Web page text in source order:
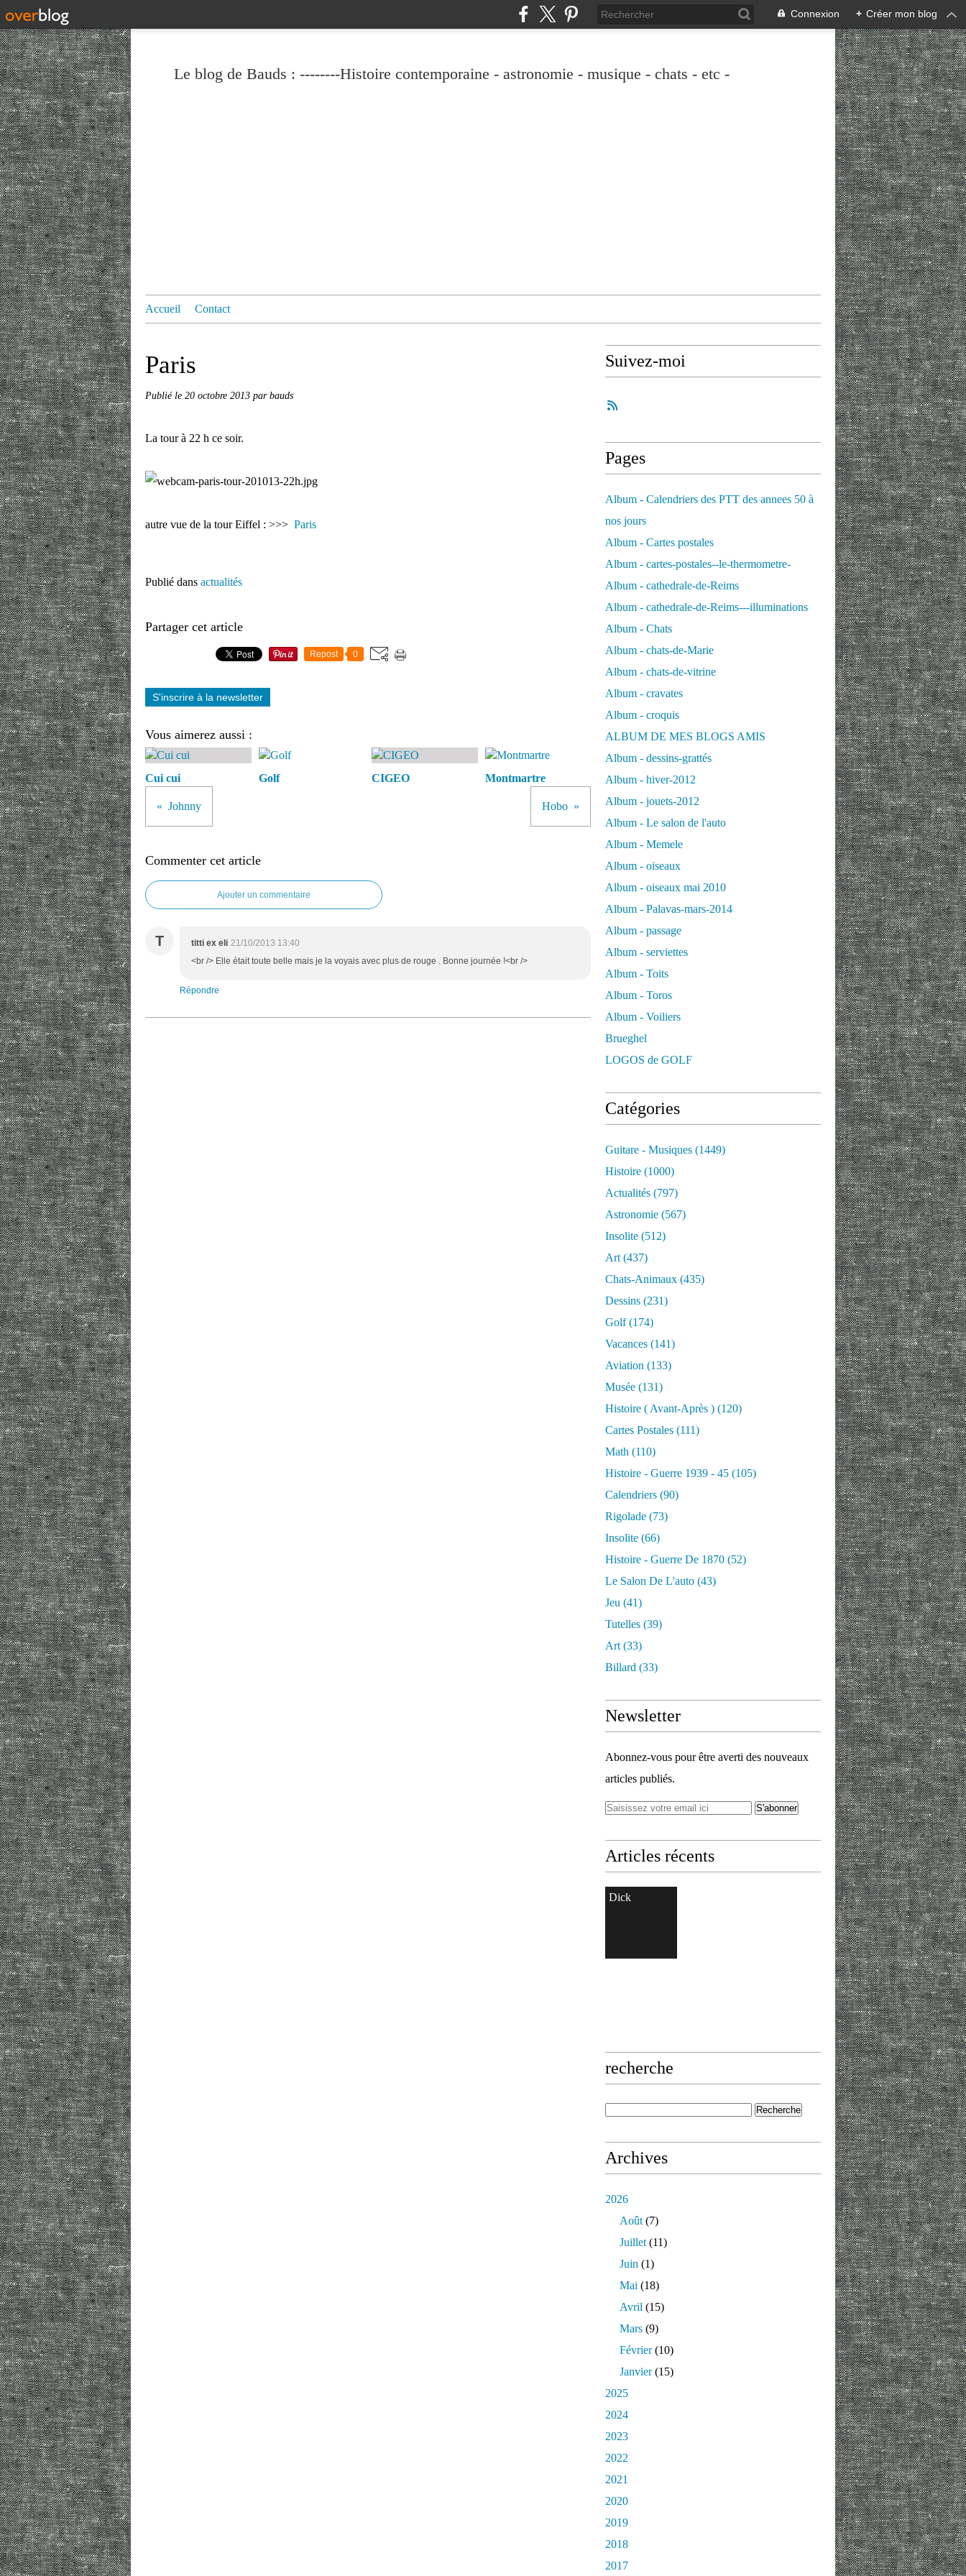
Connexion + Créer mon blog
Le blog de Bauds : --------Histoire contemporaine - astronomie - musique - chats - etc -
Accueil Contact
Paris
Publié le 20 octobre 2013 par bauds
La tour à 22 h ce soir.
autre vue de la tour Eiffel : >>> Paris
Publié dans actualités
Partager cet article
Repost 0
S'inscrire à la newsletter
Vous aimerez aussi :
Cui cui Golf CIGEO Montmartre
Johnny Hobo
Commenter cet article
Ajouter un commentaire
T titti ex eli 21/10/2013 13:40
<br /> Elle était toute belle mais je la voyais avec plus de rouge . Bonne journée !<br />
Répondre
Suivez-moi
Pages
Album - Calendriers des PTT des annees 50 à
nos jours
Album - Cartes postales
Album - cartes-postales--le-thermometre-
Album - cathedrale-de-Reims
Album - cathedrale-de-Reims---illuminations
Album - Chats
Album - chats-de-Marie
Album - chats-de-vitrine
Album - cravates
Album - croquis
ALBUM DE MES BLOGS AMIS
Album - dessins-grattés
Album - hiver-2012
Album - jouets-2012
Album - Le salon de l'auto
Album - Memele
Album - oiseaux
Album - oiseaux mai 2010
Album - Palavas-mars-2014
Album - passage
Album - serviettes
Album - Toits
Album - Toros
Album - Voiliers
Brueghel
LOGOS de GOLF
Catégories
Guitare - Musiques (1449)
Histoire (1000)
Actualités (797)
Astronomie (567)
Insolite (512)
Art (437)
Chats-Animaux (435)
Dessins (231)
Golf(174)
Vacances (141)
Aviation (133)
Musée (131)
Histoire ( Avant-Après ) (120)
Cartes Postales (111)
Math (110)
Histoire - Guerre 1939 - 45 (105)
Calendriers (90)
Rigolade (73)
Insolite (66)
Histoire - Guerre De 1870 (52)
Le Salon De L'auto (43)
Jeu (41)
Tutelles (39)
Art (33)
Billard (33)
Newsletter
Abonnez-vous pour être averti des nouveaux
articles publiés.
Articles récents
Dick
recherche
Archives
2026
Août (7)
Juillet (11)
Juin (1)
Mai (18)
Avril (15)
Mars (9)
Février(10)
Janvier(15)
2025
2024
2023
2022
2021
2020
2019
2018
2017